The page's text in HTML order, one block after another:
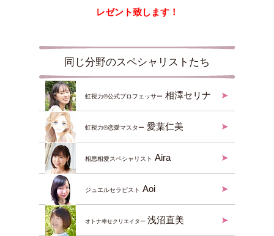
レゼント致します！
同じ分野のスペシャリストたち
虹視力®公式プロフェッサー 相澤セリナ
虹視力®︎恋愛マスター 愛葉仁美
相思相愛スペシャリスト Aira
ジュエルセラピスト Aoi
オトナ幸せクリエイター 浅沼直美